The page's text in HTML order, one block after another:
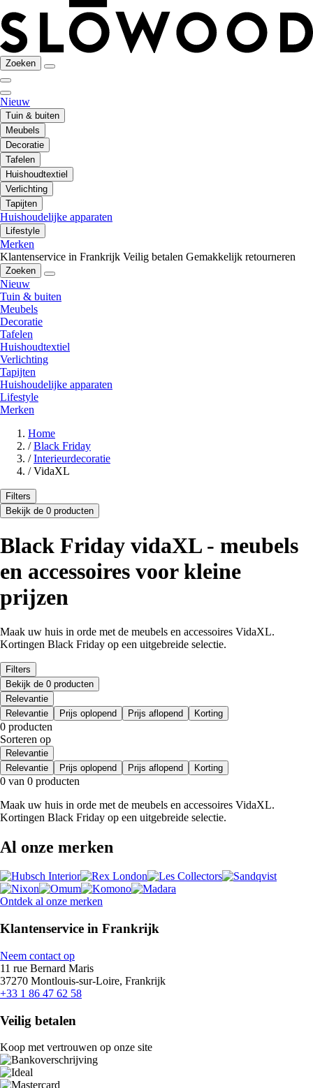
Zoeken
Nieuw
Tuin & buiten
Meubels
Decoratie
Tafelen
Huishoudtextiel
Verlichting
Tapijten
Huishoudelijke apparaten
Lifestyle
Merken
Klantenservice in Frankrijk Veilig betalen Gemakkelijk retourneren
Zoeken
Nieuw
Tuin & buiten
Meubels
Decoratie
Tafelen
Huishoudtextiel
Verlichting
Tapijten
Huishoudelijke apparaten
Lifestyle
Merken
Home
/ Black Friday
/ Interieurdecoratie
/ VidaXL
Filters
Bekijk de 0 producten
Black Friday vidaXL - meubels
en accessoires voor kleine
prijzen
Maak uw huis in orde met de meubels en accessoires VidaXL.
Kortingen Black Friday op een uitgebreide selectie.
Filters
Bekijk de 0 producten
Relevantie
Relevantie
Prijs oplopend Prijs aflopend Korting
0 producten
Sorteren op
Relevantie
Relevantie
Prijs oplopend Prijs aflopend Korting
0 van 0 producten
Maak uw huis in orde met de meubels en accessoires VidaXL.
Kortingen Black Friday op een uitgebreide selectie.
Al onze merken
Ontdek al onze merken
Klantenservice in Frankrijk
Neem contact op
11 rue Bernard Maris
37270 Montlouis-sur-Loire, Frankrijk
+33 1 86 47 62 58
Veilig betalen
Koop met vertrouwen op onze site